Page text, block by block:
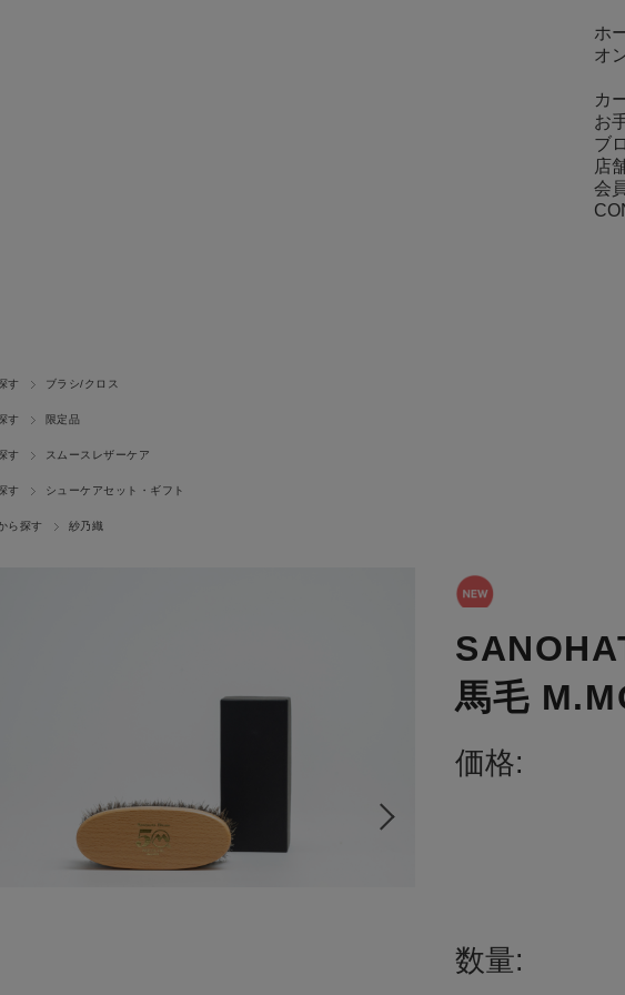
ホ
オ
カ
お
ブ
店
会
す ブラシ/クロス
す 限定品
す スムースレザーケア
す シューケアセット・ギフト
ら探す 紗乃織
馬毛
価格:
数量: